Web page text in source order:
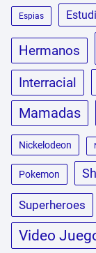
Espias
Hermanos
Interracial
Mamadas
Nickelodeon
Pokemon
Superheroes
Video